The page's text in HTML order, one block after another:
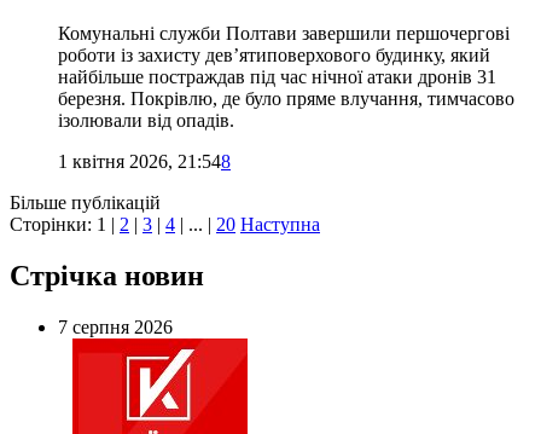
Комунальні служби Полтави завершили першочергові
роботи із захисту дев’ятиповерхового будинку, який
найбільше постраждав під час нічної атаки дронів 31
березня. Покрівлю, де було пряме влучання, тимчасово
ізолювали від опадів.
1 квітня 2026, 21:548
Більше публікацій
Сторінки: 1 | 2 | 3 | 4 | ... | 20 Наступна
Стрічка новин
7 серпня 2026